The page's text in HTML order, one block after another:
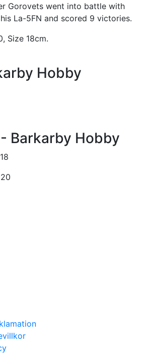
Gorovets went into battle with
La-5FN and scored 9 victories.
Size 18cm.
Hobby
Barkarby Hobby